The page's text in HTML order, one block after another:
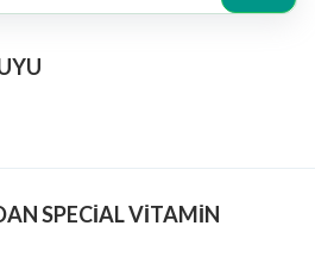
SPECİAL VİTAMİN